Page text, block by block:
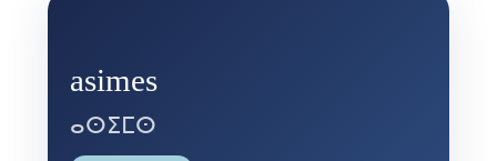
asimes
ⴰⵙⵉⵎⵙ